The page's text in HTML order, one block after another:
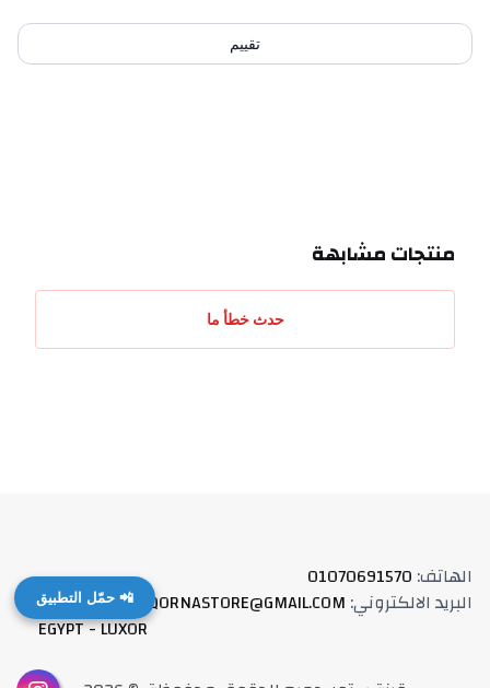
📲 حمّل التطبيق
تقييم
منتجات مشابهة
حدث خطأ ما
الهاتف:
01070691570
البريد الالكتروني:
QORNASTORE@GMAIL.COM العنوان:
EGYPT - LUXOR